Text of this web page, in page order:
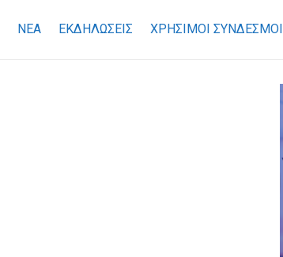
ΝΕΑ ΕΚΔΗΛΩΣΕΙΣ ΧΡΉΣΙΜΟΙ ΣΎΝΔΕΣΜΟΙ